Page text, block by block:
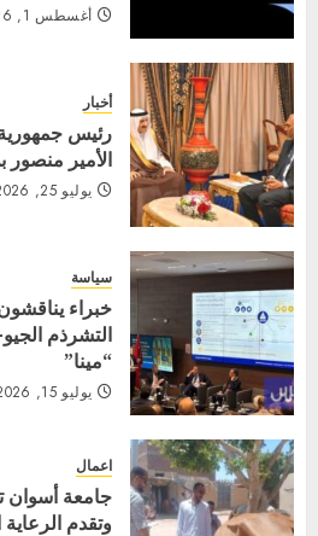
أغسطس 1, 2026
أخبار
رئيس
الأمير
يوليو 25, 2026
سياسة
خبراء
التشرذم
“مينا”
يوليو 15, 2026
اعمال
جامعة أسوان